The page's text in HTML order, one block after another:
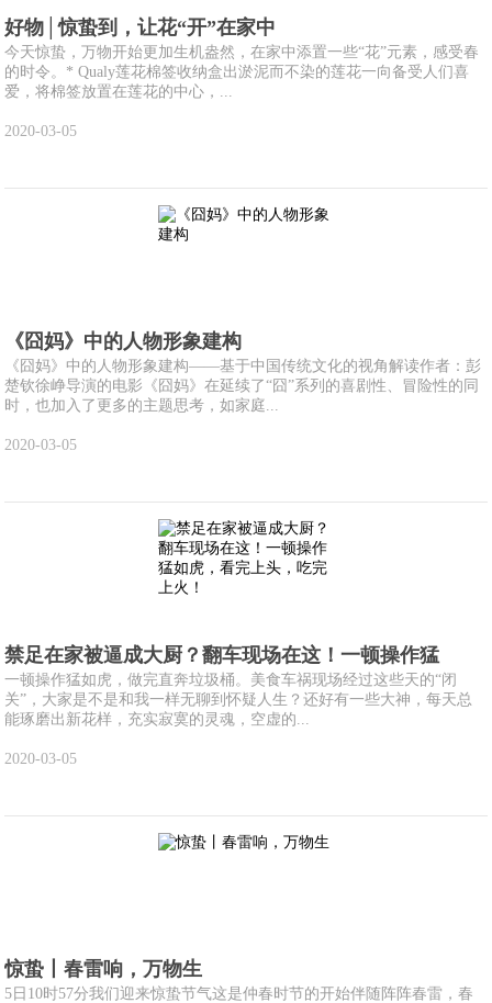
好物│惊蛰到，让花“开”在家中
今天惊蛰，万物开始更加生机盎然，在家中添置一些“花”元素，感受春
的时令。* Qualy莲花棉签收纳盒出淤泥而不染的莲花一向备受人们喜
爱，将棉签放置在莲花的中心，...
2020-03-05
《囧妈》中的人物形象建构
《囧妈》中的人物形象建构——基于中国传统文化的视角解读作者：彭
楚钦徐峥导演的电影《囧妈》在延续了“囧”系列的喜剧性、冒险性的同
时，也加入了更多的主题思考，如家庭...
2020-03-05
禁足在家被逼成大厨？翻车现场在这！一顿操作猛
一顿操作猛如虎，做完直奔垃圾桶。美食车祸现场经过这些天的“闭
关”，大家是不是和我一样无聊到怀疑人生？还好有一些大神，每天总
能琢磨出新花样，充实寂寞的灵魂，空虚的...
2020-03-05
惊蛰丨春雷响，万物生
5日10时57分我们迎来惊蛰节气这是仲春时节的开始伴随阵阵春雷，春